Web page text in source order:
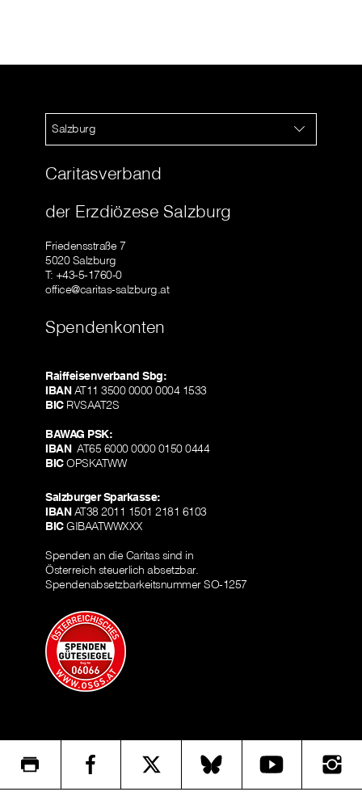
Salzburg
Caritasverband
der Erzdiözese Salzburg
Friedensstraße 7
5020 Salzburg
T: +43-5-1760-0
office@caritas-salzburg.at
Spendenkonten
Raiffeisenverband Sbg:
IBANAT11 3500 0000 0004 1533
BICRVSAAT2S
BAWAG PSK:
IBANAT65 6000 0000 0150 0444
BICOPSKATWW
Salzburger Sparkasse:
IBANAT38 2011 1501 2181 6103
BICGIBAATWWXXX
Spenden an die Caritas sind in
Österreich steuerlich absetzbar.
Spendenabsetzbarkeitsnummer SO-1257